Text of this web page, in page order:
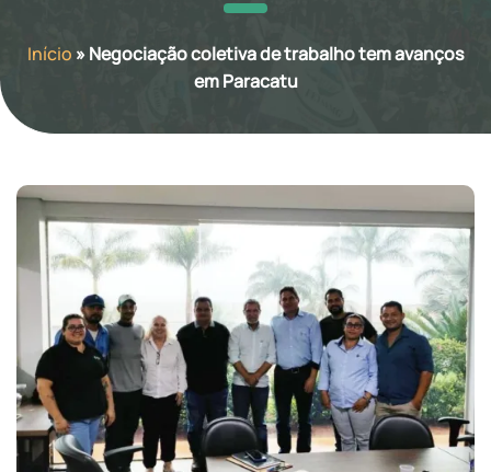
Início »Negociação coletiva de trabalho tem avanços
em Paracatu